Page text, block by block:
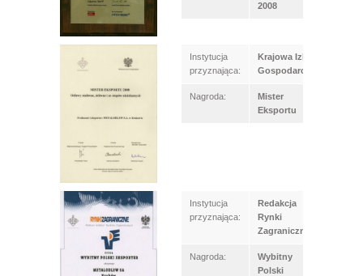
2008
Instytucja
przyznająca:
Krajowa Izba
Gospodarcza
Nagroda:
Mister
Eksportu
Instytucja
przyznająca:
Redakcja
Rynki
Zagraniczne
Nagroda:
Wybitny
Polski